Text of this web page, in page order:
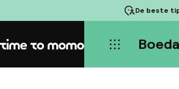
De beste
Home